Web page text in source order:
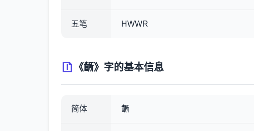
五笔 HWWR
《齭》字的基本信息
简体 齭